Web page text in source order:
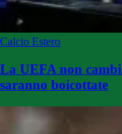
Calcio Estero
La UEFA non
saranno boicottate